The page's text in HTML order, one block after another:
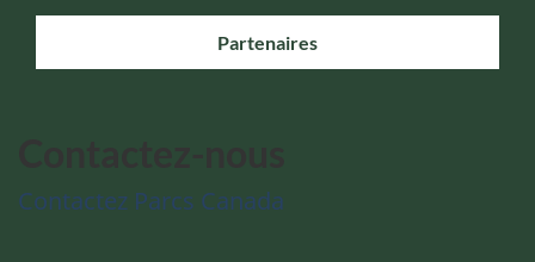
Partenaires
Contactez Parcs Canada